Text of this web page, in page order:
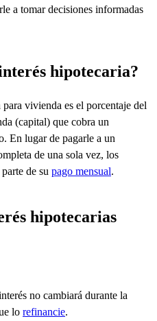
a tomar decisiones informadas
hipotecaria?
vivienda es el porcentaje del
(capital) que cobra un
En lugar de pagarle a un
de una sola vez, los
de su pago mensual.
hipotecarias
no cambiará durante la
lo refinancie.